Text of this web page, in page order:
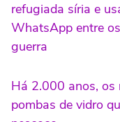
refugiada síria e
WhatsApp entre
guerra
Há 2.000 anos, os
pombas de vidro